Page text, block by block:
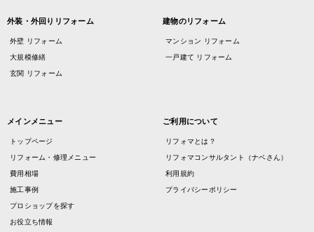
外装・外回りリフォーム
外壁 リフォーム
大規模修繕
玄関 リフォーム
建物のリフォーム
マンション リフォーム
一戸建て リフォーム
メインメニュー
トップページ
リフォーム・修理メニュー
費用相場
施工事例
プロショップを探す
お役立ち情報
ご利用について
リフォマとは？
リフォマコンサルタント（ナベさん）
利用規約
プライバシーポリシー